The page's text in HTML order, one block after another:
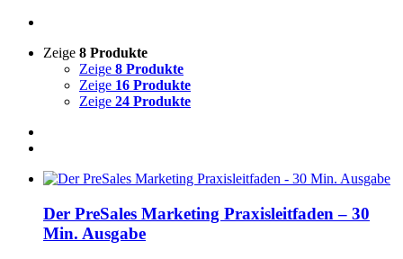
Zeige 8 Produkte
Zeige 8 Produkte
Zeige 16 Produkte
Zeige 24 Produkte
Der PreSales Marketing Praxisleitfaden – 30
Min. Ausgabe